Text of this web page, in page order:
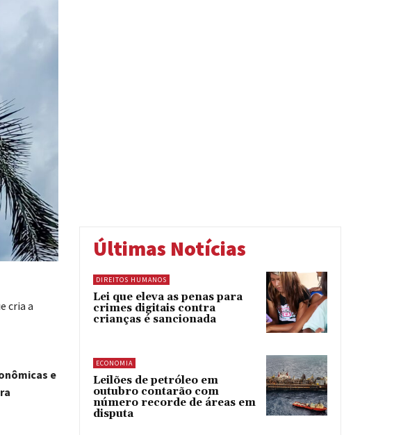
cria a
e
Últimas Notícias
DIREITOS HUMANOS
Lei que eleva as penas para
crimes digitais contra
crianças é sancionada
ECONOMIA
Leilões de petróleo em
outubro contarão com
número recorde de áreas em
disputa